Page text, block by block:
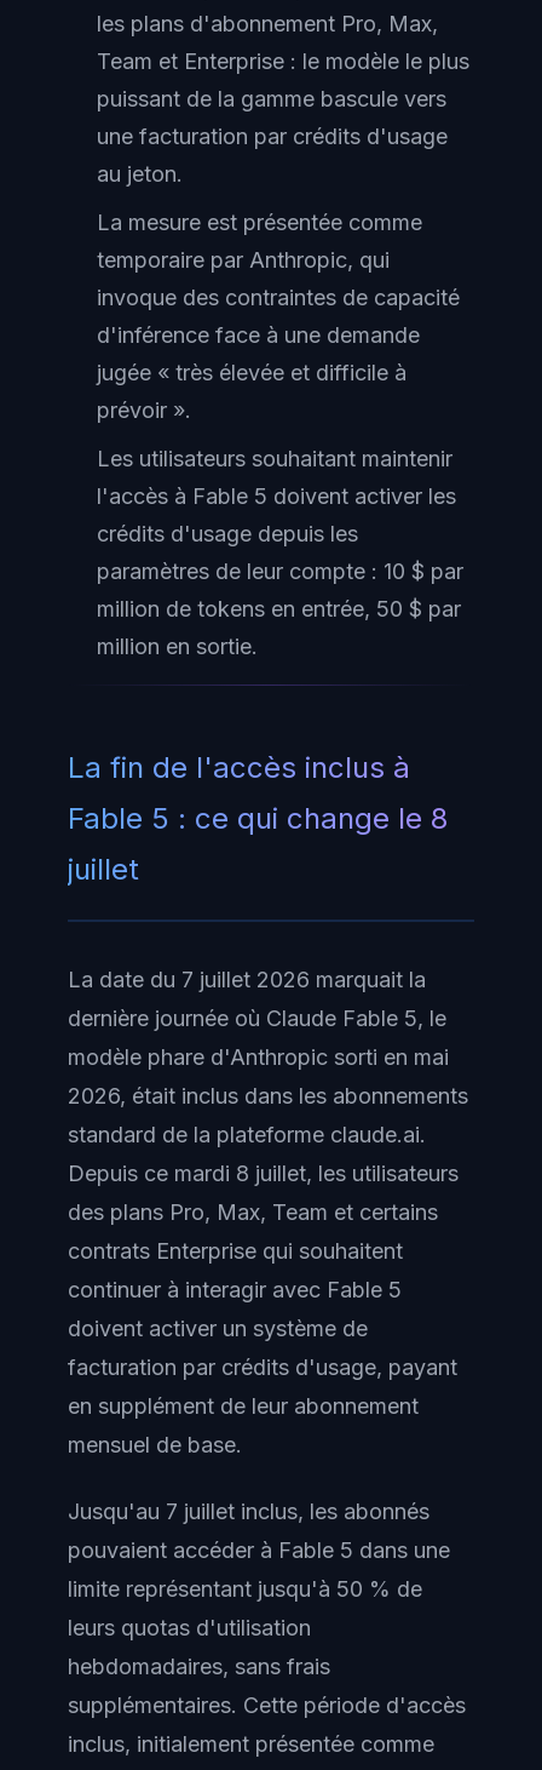
les plans d'abonnement Pro, Max,
Team et Enterprise : le modèle le plus
puissant de la gamme bascule vers
une facturation par crédits d'usage
au jeton.
La mesure est présentée comme
temporaire par Anthropic, qui
invoque des contraintes de capacité
d'inférence face à une demande
jugée « très élevée et difficile à
prévoir ».
Les utilisateurs souhaitant maintenir
l'accès à Fable 5 doivent activer les
crédits d'usage depuis les
paramètres de leur compte : 10 $ par
million de tokens en entrée, 50 $ par
million en sortie.
La fin de l'accès inclus à
Fable 5 : ce qui change le 8
juillet
La date du 7 juillet 2026 marquait la
dernière journée où Claude Fable 5, le
modèle phare d'Anthropic sorti en mai
2026, était inclus dans les abonnements
standard de la plateforme claude.ai.
Depuis ce mardi 8 juillet, les utilisateurs
des plans Pro, Max, Team et certains
contrats Enterprise qui souhaitent
continuer à interagir avec Fable 5
doivent activer un système de
facturation par crédits d'usage, payant
en supplément de leur abonnement
mensuel de base.
Jusqu'au 7 juillet inclus, les abonnés
pouvaient accéder à Fable 5 dans une
limite représentant jusqu'à 50 % de
leurs quotas d'utilisation
hebdomadaires, sans frais
supplémentaires. Cette période d'accès
inclus, initialement présentée comme